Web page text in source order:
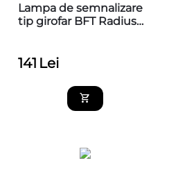
Lampa de semnalizare
tip girofar BFT Radius
si bariere
141 Lei